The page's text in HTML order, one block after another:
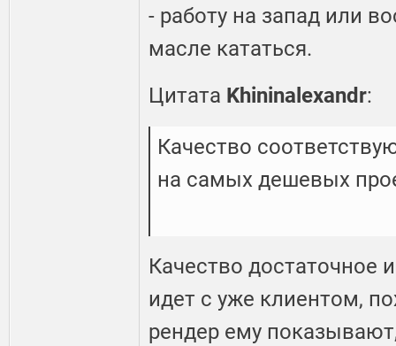
- работу на запад или
масле кататься.
Цитата Khininalexandr:
Качество
на самых дешевых
Качество достаточное
идет с уже клиентом,
рендер ему